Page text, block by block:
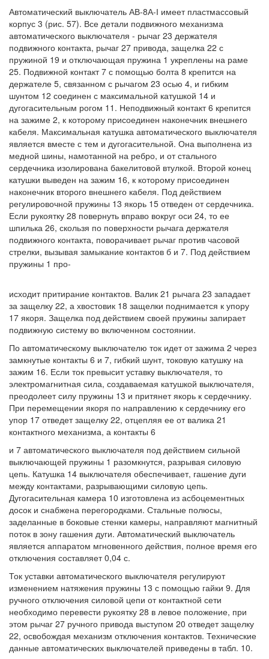
Автоматический выключатель АВ-8А-І имеет пластмассовый
корпус 3 (рис. 57). Все детали подвижного механизма
автоматического выключателя - рычаг 23 держателя
подвижного контакта, рычаг 27 привода, защелка 22 с
пружиной 19 и отключающая пружина 1 укреплены на раме
25. Подвижной контакт 7 с помощью болта 8 крепится на
держателе 5, связанном с рычагом 23 осью 4, и гибким
шунтом 12 соединен с максимальной катушкой 14 и
дугогасительным рогом 11. Неподвижный контакт 6 крепится
на зажиме 2, к которому присоединен наконечник внешнего
кабеля. Максимальная катушка автоматического выключателя
является вместе с тем и дугогасительной. Она выполнена из
медной шины, намотанной на ребро, и от стального
сердечника изолирована бакелитовой втулкой. Второй конец
катушки выведен на зажим 16, к которому присоединен
наконечник второго внешнего кабеля. Под действием
регулировочной пружины 13 якорь 15 отведен от сердечника.
Если рукоятку 28 повернуть вправо вокруг оси 24, то ее
шпилька 26, скользя по поверхности рычага держателя
подвижного контакта, поворачивает рычаг против часовой
стрелки, вызывая замыкание контактов б и 7. Под действием
пружины 1 про-
исходит притирание контактов. Валик 21 рычага 23 западает
за защелку 22, а хвостовик 18 защелки поднимается к упору
17 якоря. Защелка под действием своей пружины запирает
подвижную систему во включенном состоянии.
По автоматическому выключателю ток идет от зажима 2 через
замкнутые контакты 6 и 7, гибкий шунт, токовую катушку на
зажим 16. Если ток превысит уставку выключателя, то
электромагнитная сила, создаваемая катушкой выключателя,
преодолеет силу пружины 13 и притянет якорь к сердечнику.
При перемещении якоря по направлению к сердечнику его
упор 17 отведет защелку 22, отцепляя ее от валика 21
контактного механизма, а контакты 6
и 7 автоматического выключателя под действием сильной
выключающей пружины 1 разомкнутся, разрывая силовую
цепь. Катушка 14 выключателя обеспечивает, гашение дуги
между контактами, разрывающими силовую цепь.
Дугогасительная камера 10 изготовлена из асбоцементных
досок и снабжена перегородками. Стальные полюсы,
заделанные в боковые стенки камеры, направляют магнитный
поток в зону гашения дуги. Автоматический выключатель
является аппаратом мгновенного действия, полное время его
отключения составляет 0,04 с.
Ток уставки автоматического выключателя регулируют
изменением натяжения пружины 13 с помощью гайки 9. Для
ручного отключения силовой цепи от контактной сети
необходимо перевести рукоятку 28 в левое положение, при
этом рычаг 27 ручного привода выступом 20 отведет защелку
22, освобождая механизм отключения контактов. Технические
данные автоматических выключателей приведены в табл. 10.